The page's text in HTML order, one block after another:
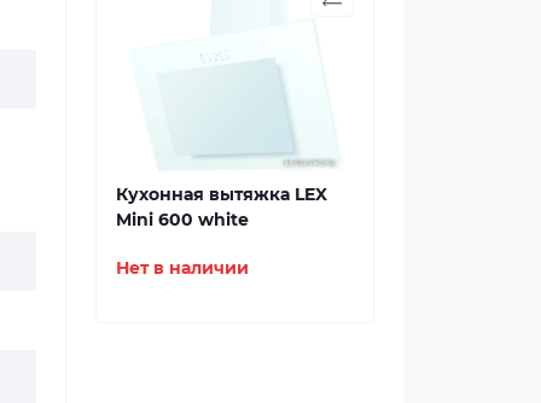
Кухонная вытяжка LEX
Mini 600 white
Нет в наличии